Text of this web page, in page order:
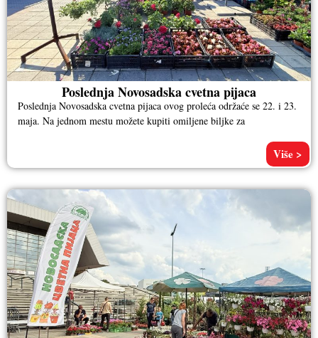
Poslednja Novosadska cvetna pijaca
Poslednja Novosadska cvetna pijaca ovog proleća održaće se 22. i 23.
maja. Na jednom mestu možete kupiti omiljene biljke za
Više >